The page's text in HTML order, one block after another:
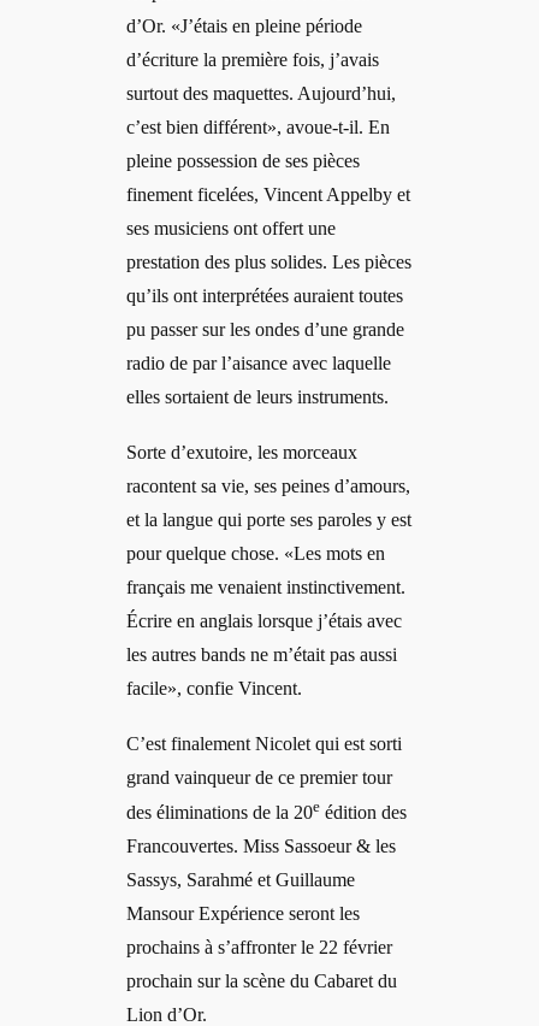
d’Or. «J’étais en pleine période
d’écriture la première fois, j’avais
surtout des maquettes. Aujourd’hui,
c’est bien différent», avoue-t-il. En
pleine possession de ses pièces
finement ficelées, Vincent Appelby et
ses musiciens ont offert une
prestation des plus solides. Les pièces
qu’ils ont interprétées auraient toutes
pu passer sur les ondes d’une grande
radio de par l’aisance avec laquelle
elles sortaient de leurs instruments.
Sorte d’exutoire, les morceaux
racontent sa vie, ses peines d’amours,
et la langue qui porte ses paroles y est
pour quelque chose. «Les mots en
français me venaient instinctivement.
Écrire en anglais lorsque j’étais avec
les autres bands ne m’était pas aussi
facile», confie Vincent.
C’est finalement Nicolet qui est sorti
grand vainqueur de ce premier tour
des éliminations de la 20eédition des
Francouvertes. Miss Sassoeur & les
Sassys, Sarahmé et Guillaume
Mansour Expérience seront les
prochains à s’affronter le 22 février
prochain sur la scène du Cabaret du
Lion d’Or.